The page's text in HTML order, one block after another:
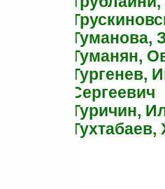
Туманова,
Туманян,
Тургенев,
Сергеевич
Туричин,